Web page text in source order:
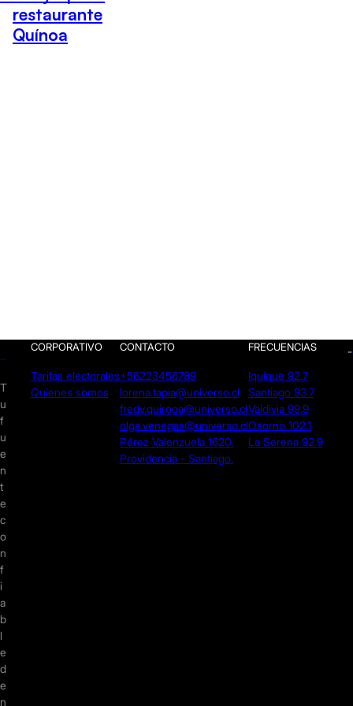
restaurante
Quínoa
T
u
f
u
e
n
t
e
c
o
n
f
i
a
b
l
e
d
e
n
CORPORATIVO
Tarifas electorales
Quienes somos
CONTACTO
+56223456789
lorena.tapia@universo.cl
fredy.quiroga@universo.cl
olga.venegas@universo.cl
Pérez Valenzuela 1620.
Providencia - Santiago.
FRECUENCIAS
Iquique 92.7
Santiago 93.7
Valdivia 99.9
Osorno 102.1
La Serena 92.9